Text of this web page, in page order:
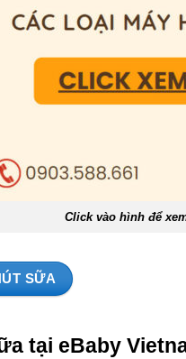
Click vào hình để
SỮA
tại eBaby